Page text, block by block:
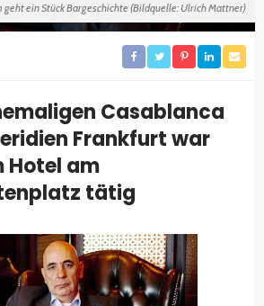
ein Stück Bargeschichte (Bildquelle: Ulrich Mattner)
Casablanca
Frankfurt war
Hotel am
tätig